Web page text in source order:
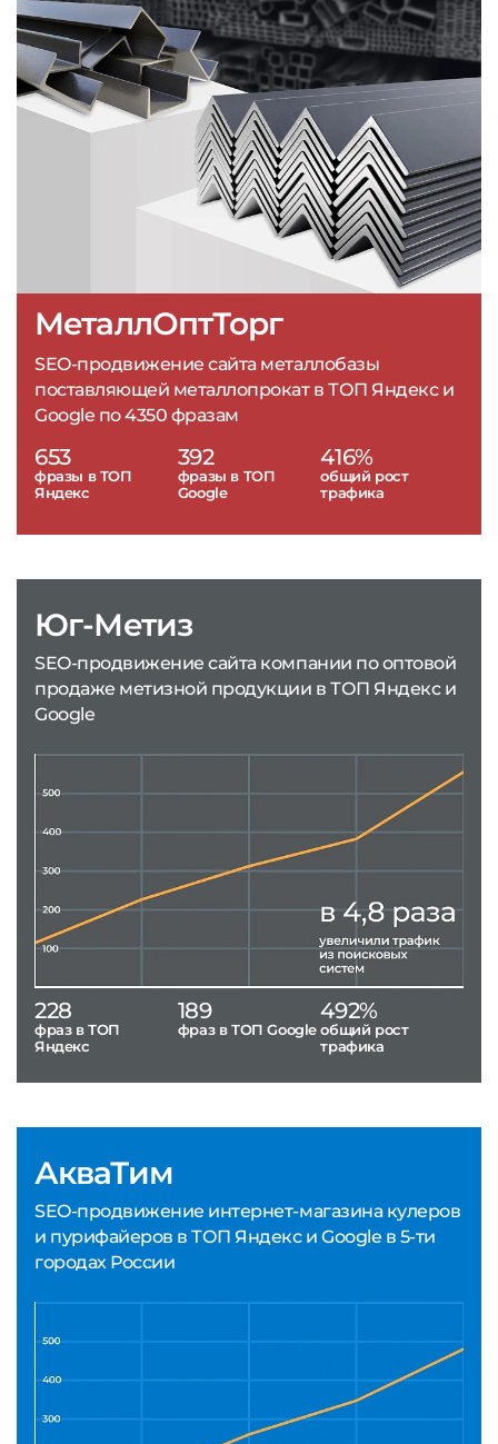
МеталлОптТорг
SEO-продвижение сайта металлобазы
поставляющей металлопрокат в ТОП Яндекс и
Google по 4350 фразам
653
фразы в ТОП
Яндекс
392
фразы в ТОП
Google
416%
общий рост
трафика
АкваТим
SEO-продвижение интернет-магазина кулеров
и пурифайеров в ТОП Яндекс и Google в 5-ти
городах России
Юг-Метиз
SEO-продвижение сайта компании по оптовой
продаже метизной продукции в ТОП Яндекс и
Google
228
фраз в ТОП
Яндекс
189
фраз в ТОП Google
492%
общий рост
трафика